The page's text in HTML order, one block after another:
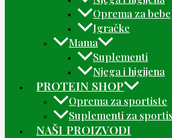
Oprema za bebe
Igračke
Mama
Suplementi
Njega i higijena
PROTEIN SHOP
Oprema za sportiste
Suplementi za
NAŠI PROIZVODI